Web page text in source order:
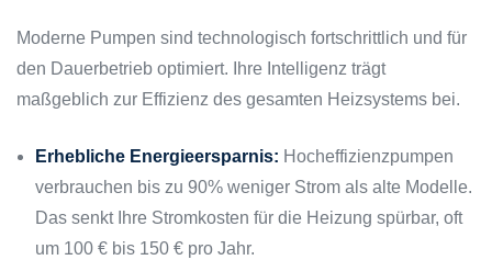
Moderne Pumpen sind technologisch fortschrittlich und für
den Dauerbetrieb optimiert. Ihre Intelligenz trägt
maßgeblich zur Effizienz des gesamten Heizsystems bei.
Erhebliche Energieersparnis: Hocheffizienzpumpen
verbrauchen bis zu 90% weniger Strom als alte Modelle.
Das senkt Ihre Stromkosten für die Heizung spürbar, oft
um 100 € bis 150 € pro Jahr.